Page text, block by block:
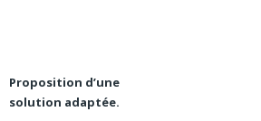
Proposition d’une
solution adaptée.